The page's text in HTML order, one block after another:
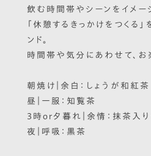
飲む時間帯やシーンをイメー
「休憩するきっかけをつくる
ンド。
時間帯や気分にあわせて、お
朝焼け｜余白：しょうが和紅茶
昼｜一服：知覧茶
3時or夕暮れ｜余情：抹茶入
夜｜呼吸：黒茶